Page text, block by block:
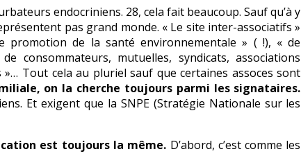
endocriniens. 28, cela fait beaucoup. Sauf qu’à y
pas grand monde. « Le site inter-associatifs »
promotion de la santé environnementale » ( !), « de
consommateurs, mutuelles, syndicats, associations
»… Tout cela au pluriel sauf que certaines assoces sont
on la cherche toujours parmi les signataires.
Et exigent que la SNPE (Stratégie Nationale sur les
est toujours la même. D’abord, c’est comme les